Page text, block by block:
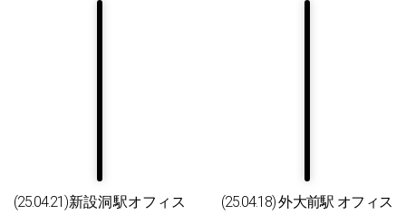
(25.04.21)新設洞駅オフィス
(25.04.18) 外大前駅 オフィス